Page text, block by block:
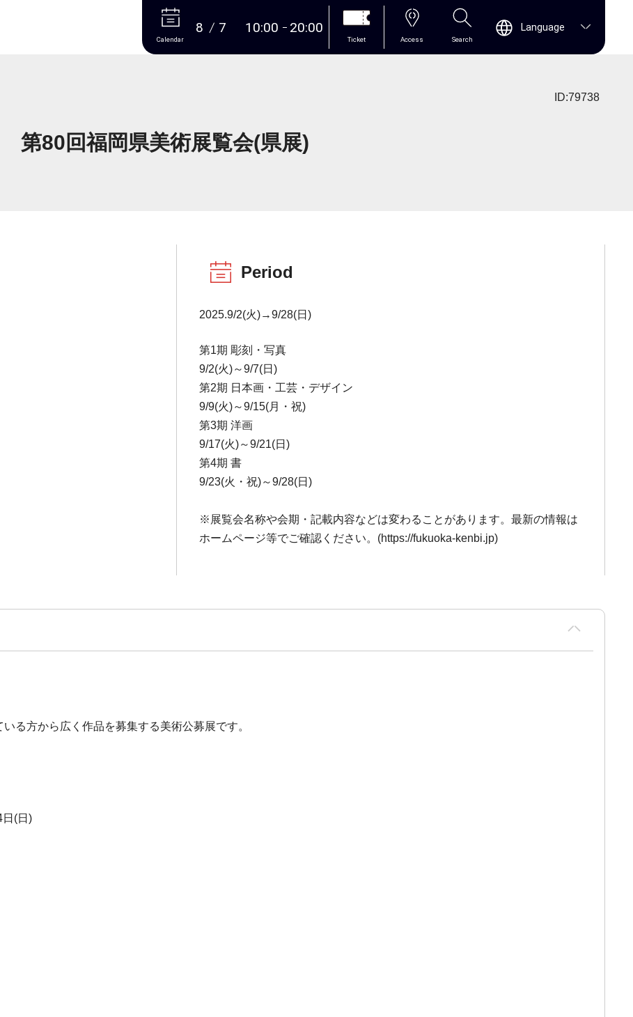
More
Calendar
8 7 10:00 20:00
Ticket Access Search
Language
ID:79738
第80回福岡県美術展覧会(県展)
Period
2025.9/2(火)→9/28(日)
第1期 彫刻・写真
9/2(火)～9/7(日)
第2期 日本画・工芸・デザイン
9/9(火)～9/15(月・祝)
第3期 洋画
9/17(火)～9/21(日)
第4期 書
9/23(火・祝)～9/28(日)
※展覧会名称や会期・記載内容などは変わることがあります。最新の情報は
ホームページ等でご確認ください。(https://fukuoka-kenbi.jp)
る方から広く作品を募集する美術公募展です。
(日)